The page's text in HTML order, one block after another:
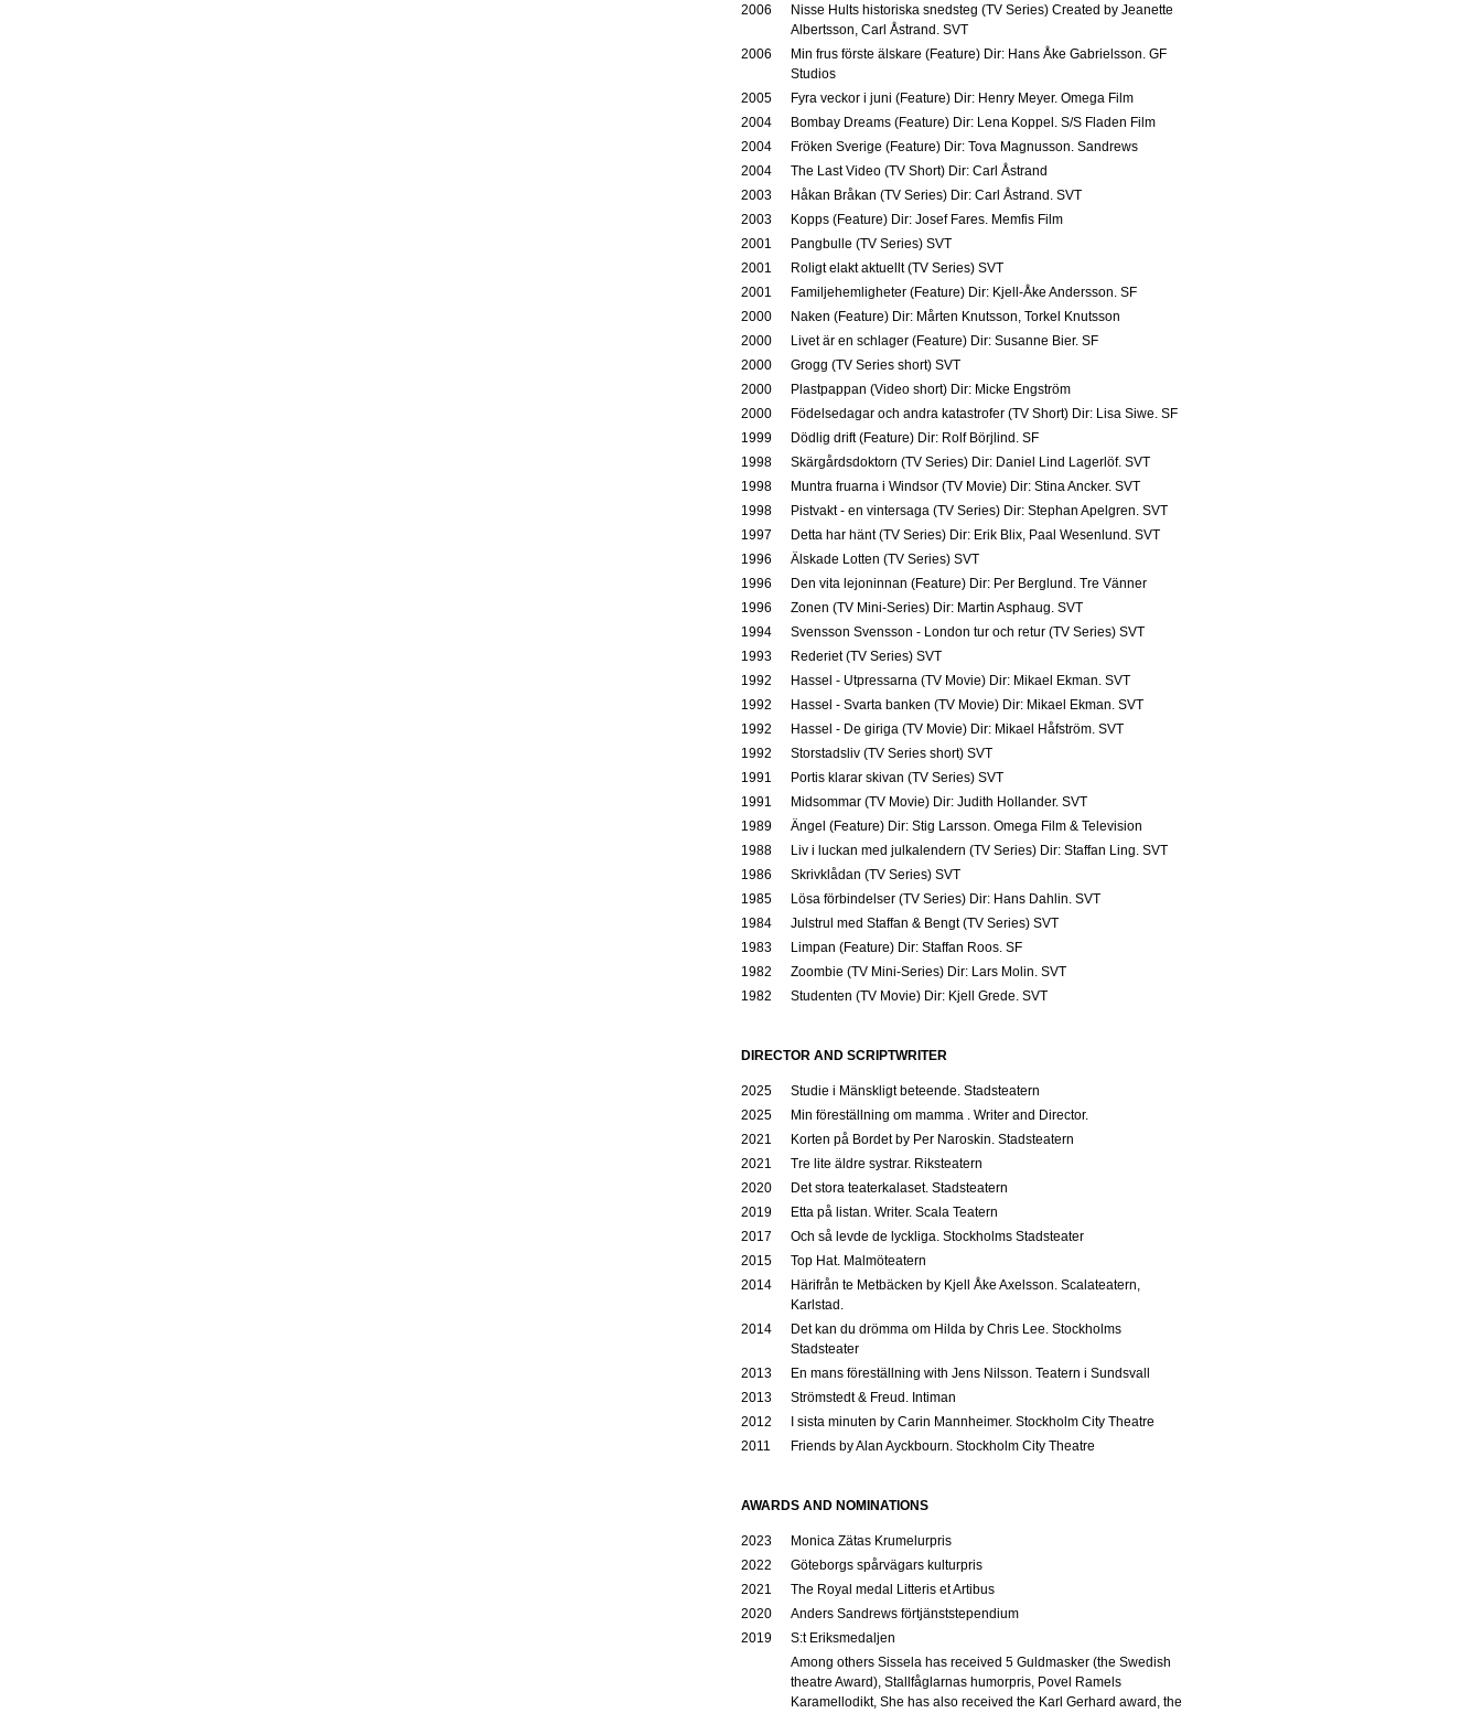
2006
Nisse Hults historiska snedsteg (TV Series) Created by Jeanette
Albertsson, Carl Åstrand. SVT
2006
Min frus förste älskare (Feature) Dir: Hans Åke Gabrielsson. GF
Studios
2005
Fyra veckor i juni (Feature) Dir: Henry Meyer. Omega Film
2004
Bombay Dreams (Feature) Dir: Lena Koppel. S/S Fladen Film
2004
Fröken Sverige (Feature) Dir: Tova Magnusson. Sandrews
2004
The Last Video (TV Short) Dir: Carl Åstrand
2003
Håkan Bråkan (TV Series) Dir: Carl Åstrand. SVT
2003
Kopps (Feature) Dir: Josef Fares. Memfis Film
2001
Pangbulle (TV Series) SVT
2001
Roligt elakt aktuellt (TV Series) SVT
2001
Familjehemligheter (Feature) Dir: Kjell-Åke Andersson. SF
2000
Naken (Feature) Dir: Mårten Knutsson, Torkel Knutsson
2000
Livet är en schlager (Feature) Dir: Susanne Bier. SF
2000
Grogg (TV Series short) SVT
2000
Plastpappan (Video short) Dir: Micke Engström
2000
Födelsedagar och andra katastrofer (TV Short) Dir: Lisa Siwe. SF
1999
Dödlig drift (Feature) Dir: Rolf Börjlind. SF
1998
Skärgårdsdoktorn (TV Series) Dir: Daniel Lind Lagerlöf. SVT
1998
Muntra fruarna i Windsor (TV Movie) Dir: Stina Ancker. SVT
1998
Pistvakt - en vintersaga (TV Series) Dir: Stephan Apelgren. SVT
1997
Detta har hänt (TV Series) Dir: Erik Blix, Paal Wesenlund. SVT
1996
Älskade Lotten (TV Series) SVT
1996
Den vita lejoninnan (Feature) Dir: Per Berglund. Tre Vänner
1996
Zonen (TV Mini-Series) Dir: Martin Asphaug. SVT
1994
Svensson Svensson - London tur och retur (TV Series) SVT
1993
Rederiet (TV Series) SVT
1992
Hassel - Utpressarna (TV Movie) Dir: Mikael Ekman. SVT
1992
Hassel - Svarta banken (TV Movie) Dir: Mikael Ekman. SVT
1992
Hassel - De giriga (TV Movie) Dir: Mikael Håfström. SVT
1992
Storstadsliv (TV Series short) SVT
1991
Portis klarar skivan (TV Series) SVT
1991
Midsommar (TV Movie) Dir: Judith Hollander. SVT
1989
Ängel (Feature) Dir: Stig Larsson. Omega Film & Television
1988
Liv i luckan med julkalendern (TV Series) Dir: Staffan Ling. SVT
1986
Skrivklådan (TV Series) SVT
1985
Lösa förbindelser (TV Series) Dir: Hans Dahlin. SVT
1984
Julstrul med Staffan & Bengt (TV Series) SVT
1983
Limpan (Feature) Dir: Staffan Roos. SF
1982
Zoombie (TV Mini-Series) Dir: Lars Molin. SVT
1982
Studenten (TV Movie) Dir: Kjell Grede. SVT
DIRECTOR AND SCRIPTWRITER
2025
Studie i Mänskligt beteende. Stadsteatern
2025
Min föreställning om mamma . Writer and Director.
2021
Korten på Bordet by Per Naroskin. Stadsteatern
2021
Tre lite äldre systrar. Riksteatern
2020
Det stora teaterkalaset. Stadsteatern
2019
Etta på listan. Writer. Scala Teatern
2017
Och så levde de lyckliga. Stockholms Stadsteater
2015
Top Hat. Malmöteatern
2014
Härifrån te Metbäcken by Kjell Åke Axelsson. Scalateatern,
Karlstad.
2014
Det kan du drömma om Hilda by Chris Lee. Stockholms
Stadsteater
2013
En mans föreställning with Jens Nilsson. Teatern i Sundsvall
2013
Strömstedt & Freud. Intiman
2012
I sista minuten by Carin Mannheimer. Stockholm City Theatre
2011
Friends by Alan Ayckbourn. Stockholm City Theatre
AWARDS AND NOMINATIONS
2023
Monica Zätas Krumelurpris
2022
Göteborgs spårvägars kulturpris
2021
The Royal medal Litteris et Artibus
2020
Anders Sandrews förtjänststependium
2019
S:t Eriksmedaljen
Among others Sissela has received 5 Guldmasker (the Swedish
theatre Award), Stallfåglarnas humorpris, Povel Ramels
Karamellodikt, She has also received the Karl Gerhard award, the